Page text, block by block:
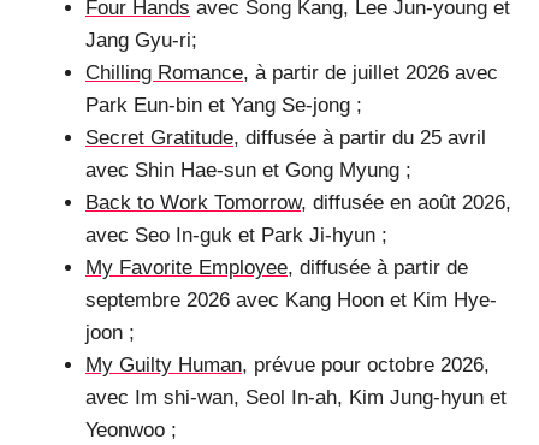
Four Hands avec Song Kang, Lee Jun-young et
Jang Gyu-ri;
Chilling Romance, à partir de juillet 2026 avec
Park Eun-bin et Yang Se-jong ;
Secret Gratitude, diffusée à partir du 25 avril
avec Shin Hae-sun et Gong Myung ;
Back to Work Tomorrow, diffusée en août 2026,
avec Seo In-guk et Park Ji-hyun ;
My Favorite Employee, diffusée à partir de
septembre 2026 avec Kang Hoon et Kim Hye-
joon ;
My Guilty Human, prévue pour octobre 2026,
avec Im shi-wan, Seol In-ah, Kim Jung-hyun et
Yeonwoo ;